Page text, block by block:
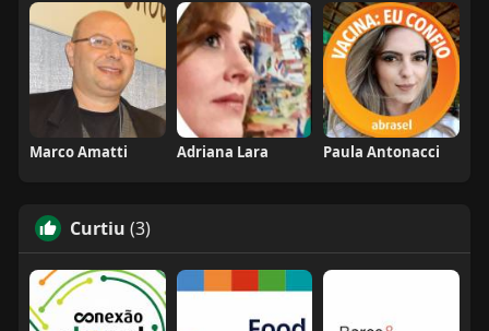
Marco Amatti Adriana Lara Paula Antonacci
Curtiu (3)